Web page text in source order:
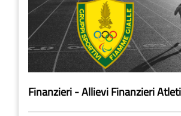
Finanzieri - Allievi Finanzieri